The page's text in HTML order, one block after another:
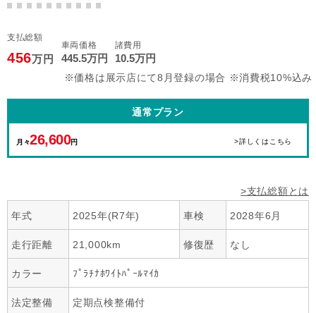
支払総額
456万円
車両価格
445.5万円
諸費用
10.5万円
※価格は展示店にて8月登録の場合 ※消費税10%込み
通常プラン
月々26,600円 >詳しくはこちら
>支払総額とは
年式 2025年(R7年) 車検 2028年6月
走行距離 21,000km 修復歴 なし
カラー ﾌﾟﾗﾁﾅﾎﾜｲﾄﾊﾟｰﾙﾏｲｶ
法定整備 定期点検整備付